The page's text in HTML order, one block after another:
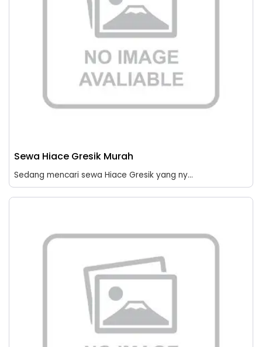
Sewa Hiace Gresik Murah
Sedang mencari sewa Hiace Gresik yang ny...